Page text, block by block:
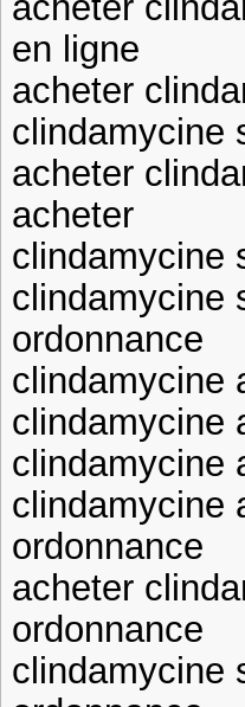
en ligne
acheter
clindamycine
acheter
acheter
clindamycine
clindamycine
ordonnance
clindamycine
clindamycine
clindamycine
clindamycine
ordonnance
acheter
ordonnance
clindamycine